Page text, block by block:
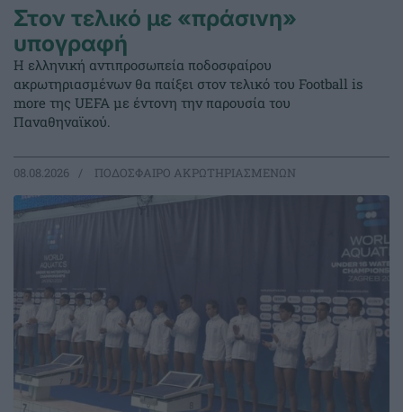
Στον τελικό με «πράσινη»
υπογραφή
Η ελληνική αντιπροσωπεία ποδοσφαίρου
ακρωτηριασμένων θα παίξει στον τελικό του Football is
more της UEFA με έντονη την παρουσία του
Παναθηναϊκού.
08.08.2026 ΠΟΔΟΣΦΑΙΡΟ ΑΚΡΩΤΗΡΙΑΣΜΕΝΩΝ